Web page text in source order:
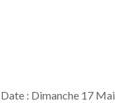
Date : Dimanche 17